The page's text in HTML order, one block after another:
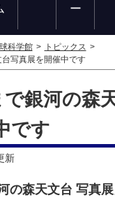
ー
科学館
トピックス
写真展を開催中です
銀河の森
です
新
の森天文台 写真展